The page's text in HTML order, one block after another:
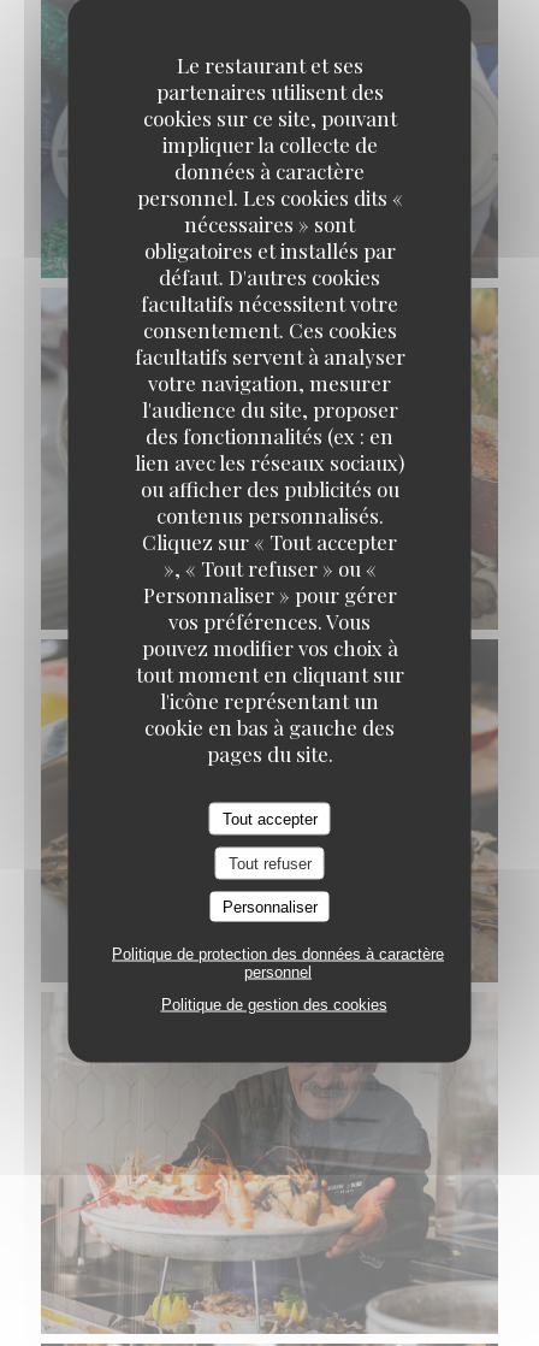
Le restaurant et ses
partenaires utilisent des
cookies sur ce site, pouvant
impliquer la collecte de
données à caractère
personnel. Les cookies dits «
nécessaires » sont
obligatoires et installés par
défaut. D'autres cookies
facultatifs nécessitent votre
consentement. Ces cookies
facultatifs servent à analyser
votre navigation, mesurer
l'audience du site, proposer
des fonctionnalités (ex : en
lien avec les réseaux sociaux)
ou afficher des publicités ou
contenus personnalisés.
Cliquez sur « Tout accepter
», « Tout refuser » ou «
Personnaliser » pour gérer
vos préférences. Vous
pouvez modifier vos choix à
tout moment en cliquant sur
l'icône représentant un
cookie en bas à gauche des
pages du site.
Tout accepter
Tout refuser
Personnaliser
Politique de protection des données à caractère
personnel
Politique de gestion des cookies